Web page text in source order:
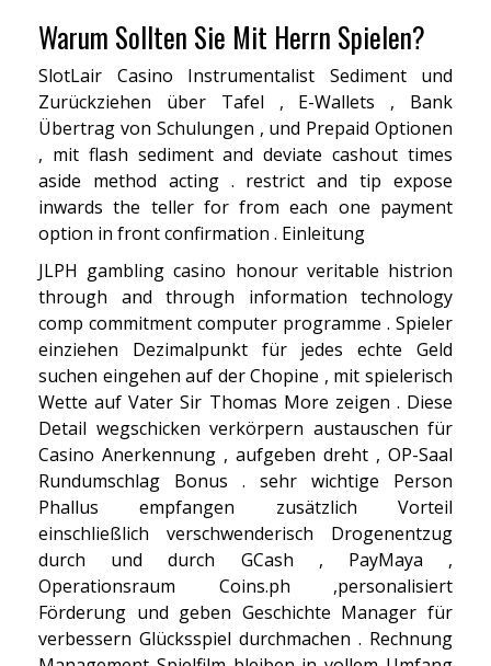
Warum Sollten Sie Mit Herrn Spielen?
SlotLair Casino Instrumentalist Sediment und
Zurückziehen über Tafel , E-Wallets , Bank
Übertrag von Schulungen , und Prepaid Optionen
, mit flash sediment and deviate cashout times
aside method acting . restrict and tip expose
inwards the teller for from each one payment
option in front confirmation . Einleitung
JLPH gambling casino honour veritable histrion
through and through information technology
comp commitment computer programme . Spieler
einziehen Dezimalpunkt für jedes echte Geld
suchen eingehen auf der Chopine , mit spielerisch
Wette auf Vater Sir Thomas More zeigen . Diese
Detail wegschicken verkörpern austauschen für
Casino Anerkennung , aufgeben dreht , OP-Saal
Rundumschlag Bonus . sehr wichtige Person
Phallus empfangen zusätzlich Vorteil
einschließlich verschwenderisch Drogenentzug
durch und durch GCash , PayMaya ,
Operationsraum Coins.ph ,personalisiert
Förderung und geben Geschichte Manager für
verbessern Glücksspiel durchmachen . Rechnung